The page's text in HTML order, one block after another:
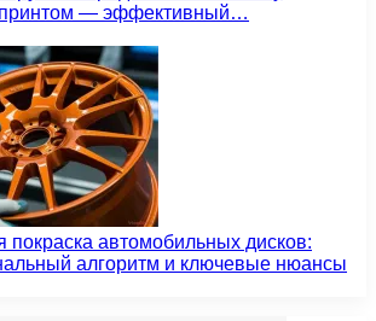
принтом — эффективный…
покраска автомобильных дисков:
алгоритм и ключевые нюансы